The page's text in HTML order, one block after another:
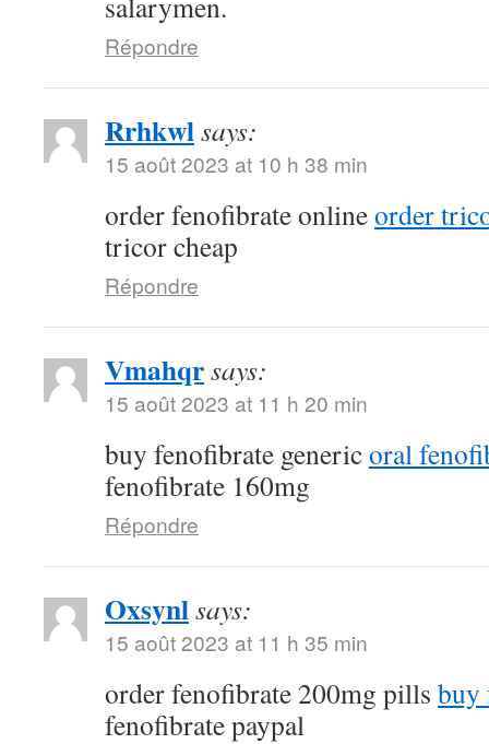
Répondre
Rrhkwlsays:
15 août 2023 at 10 h 38 min
order fenofibrate onlineorder
tricor cheap
Répondre
Vmahqrsays:
15 août 2023 at 11 h 20 min
buy fenofibrate genericoral
fenofibrate 160mg
Répondre
Oxsynlsays:
15 août 2023 at 11 h 35 min
order fenofibrate 200mg pills buy
fenofibrate paypal